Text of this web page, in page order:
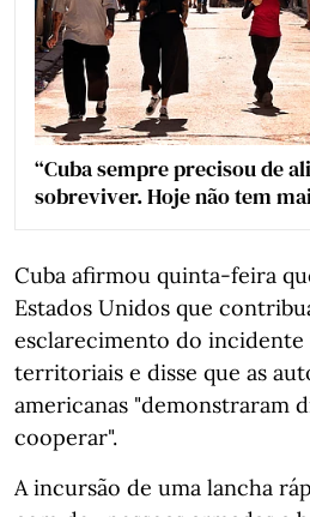
“Cuba sempre precisou de
sobreviver. Hoje não tem
Cuba afirmou quinta-feira
Estados Unidos que
esclarecimento do incidente
territoriais e disse que as
americanas "demonstraram
cooperar".
A incursão de uma lancha